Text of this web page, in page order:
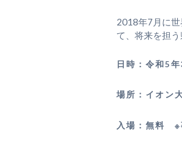
2018年7月に世
て、将来を担
日時：令和5
場所：イオン
入場：無料 ※